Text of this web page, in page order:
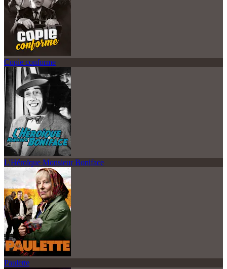
Copie conforme
L'Héroïque Monsieur Boniface
Paulette